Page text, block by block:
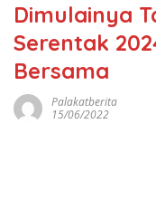
Dimulainya
Serentak
Bersama
Palakatberita
15/06/2022